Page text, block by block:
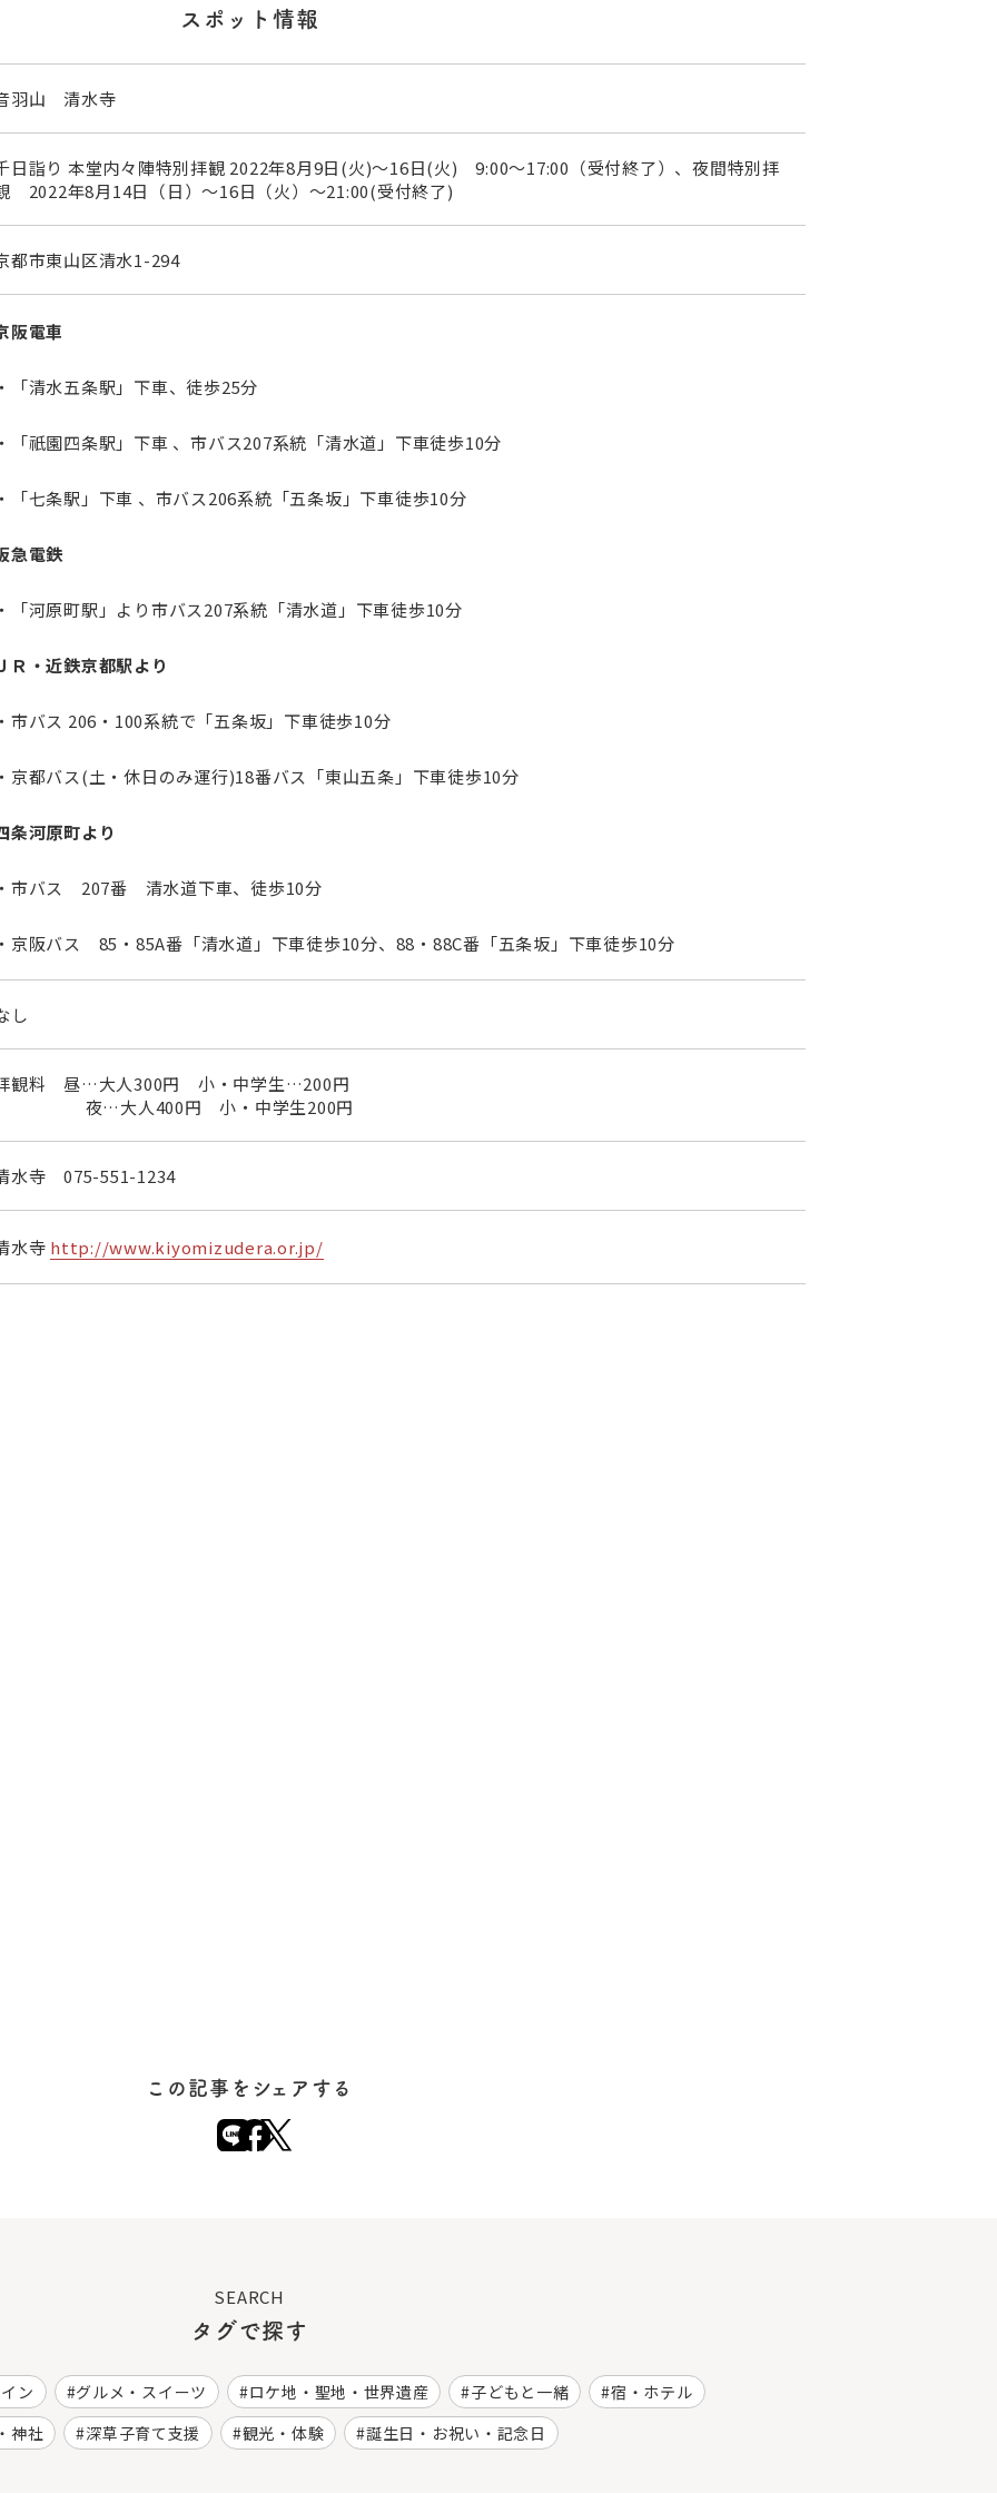
スポット情報
羽山 清水寺
日詣り 本堂内々陣特別拝観 2022年8月9日(火)〜16日(火) 9:00〜17:00（受付終了）、夜間特別拝
2022年8月14日（日）～16日（火）〜21:00(受付終了)
都市東山区清水1-294
阪電車
「清水五条駅」下車、徒歩25分
「祇園四条駅」下車 、市バス207系統「清水道」下車徒歩10分
「七条駅」下車 、市バス206系統「五条坂」下車徒歩10分
急電鉄
「河原町駅」より市バス207系統「清水道」下車徒歩10分
Ｒ・近鉄京都駅より
市バス 206・100系統で「五条坂」下車徒歩10分
京都バス(土・休日のみ運行)18番バス「東山五条」下車徒歩10分
条河原町より
市バス 207番 清水道下車、徒歩10分
京阪バス 85・85A番「清水道」下車徒歩10分、88・88C番「五条坂」下車徒歩10分
し
観料 昼…大人300円 小・中学生…200円
…大人400円 小・中学生200円
水寺 075-551-1234
水寺 http://www.kiyomizudera.or.jp/
この記事をシェアする
SEARCH
タグで探す
ン グルメ・スイーツ ロケ地・聖地・世界遺産 子どもと一緒
宿・ホテル
神社
深草子育て支援 観光・体験 誕生日・お祝い・記念日